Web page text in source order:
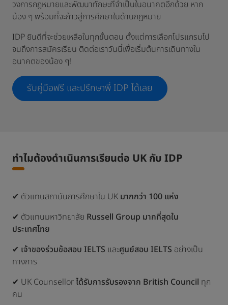
วงการกฎหมายและพัฒนาทักษะที่จำเป็นในอนาคตอีกด้วย หาก
น้อง ๆ พร้อมที่จะก้าวสู่การศึกษาในด้านกฎหมาย
IDP ยินดีที่จะช่วยเหลือในทุกขั้นตอน ตั้งแต่การเลือกโปรแกรมไป
จนถึงการสมัครเรียน ติดต่อเราวันนี้เพื่อเริ่มต้นการเดินทางใน
อนาคตของน้อง ๆ!
รับคู่มือฟรี และปรึกษาพี่ IDP ได้เลย
ทำไมต้องดำเนินการเรียนต่อ UK กับ IDP
✔ ตัวแทนสถาบันการศึกษาใน UK มากกว่า 100 แห่ง
✔ ตัวแทนมหาวิทยาลัย Russell Group มากที่สุดใน
ประเทศไทย
✔ เจ้าของร่วมข้อสอบ IELTS และศูนย์สอบ IELTS อย่างเป็น
ทางการ
✔ UK Counsellorได้รับการรับรองจาก British Council ทุก
คน